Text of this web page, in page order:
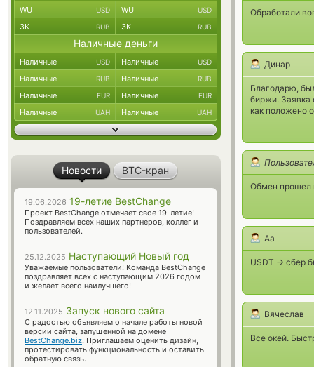
Обработали
Динар
Благодарю,
биржи. Заявка
как положено
Обмен прошел
Аа
USDT -> сбер
Вячеслав
Все окей.
WU USD WU USD
ЗК RUB ЗК RUB
Наличные деньги
Наличные USD Наличные USD
Наличные RUB Наличные RUB
Наличные EUR Наличные EUR
Наличные UAH Наличные UAH
Новости BTC-кран
19.06.2026 19-летие BestChange
Проект BestChange отмечает свое 19-летие!
Поздравляем всех наших партнеров, коллег и
пользователей.
25.12.2025 Наступающий Новый год
Уважаемые пользователи! Команда BestChange
поздравляет всех с наступающим 2026 годом
и желает всего наилучшего!
12.11.2025 Запуск нового сайта
С радостью объявляем о начале работы новой
версии сайта, запущенной на домене
BestChange.biz. Приглашаем оценить дизайн,
протестировать функциональность и оставить
обратную связь.